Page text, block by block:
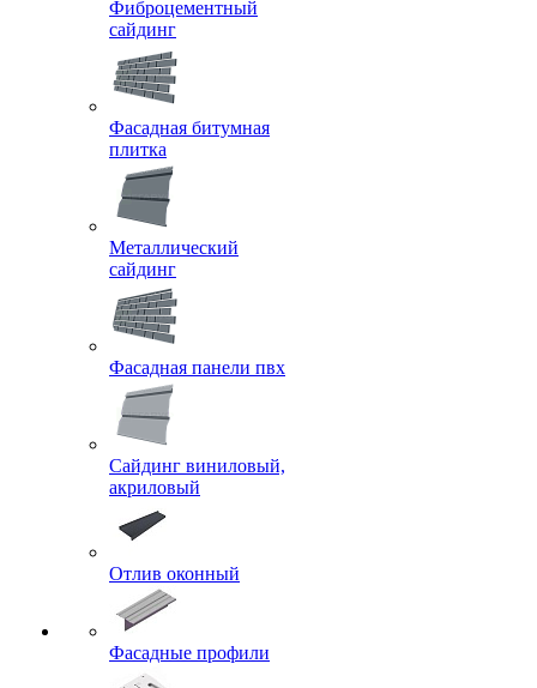
Фиброцементный
сайдинг
Фасадная битумная
плитка
Металлический
сайдинг
Фасадная панели пвх
Сайдинг виниловый,
акриловый
Отлив оконный
Фасадные профили